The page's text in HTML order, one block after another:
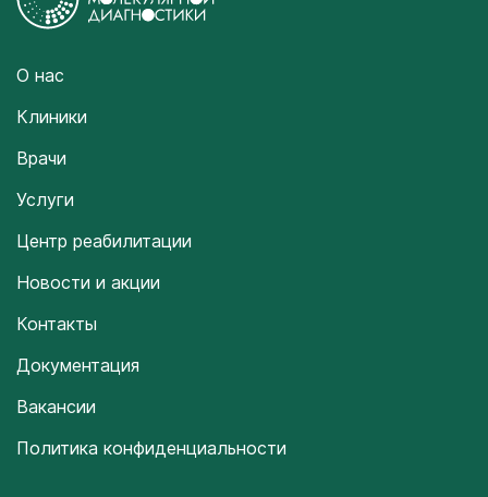
О нас
Клиники
Врачи
Услуги
Центр реабилитации
Новости и акции
Контакты
Документация
Вакансии
Политика конфиденциальности